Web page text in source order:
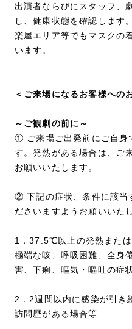
出演者ならびにスタッフ、
し、健康状態を確認します。
楽屋エリア等でもマスクの
います。
＜ご来場になるお客様への
～ご観劇の前に～
① ご来場ご出発前にご自身
す。発熱がある場合は、ご
お願いいたします。
② 下記の症状、条件に該当
ださいますようお願いいた
1．37.5℃以上の発熱また
極端な咳、呼吸困難、全身
害、下痢、嘔気・嘔吐の症
2．2週間以内に感染が引き
訪問歴がある場合等